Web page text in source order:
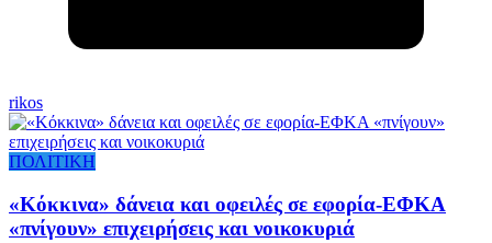
rikos
ΠΟΛΙΤΙΚΗ
«Κόκκινα» δάνεια και οφειλές σε εφορία-ΕΦΚΑ
«πνίγουν» επιχειρήσεις και νοικοκυριά